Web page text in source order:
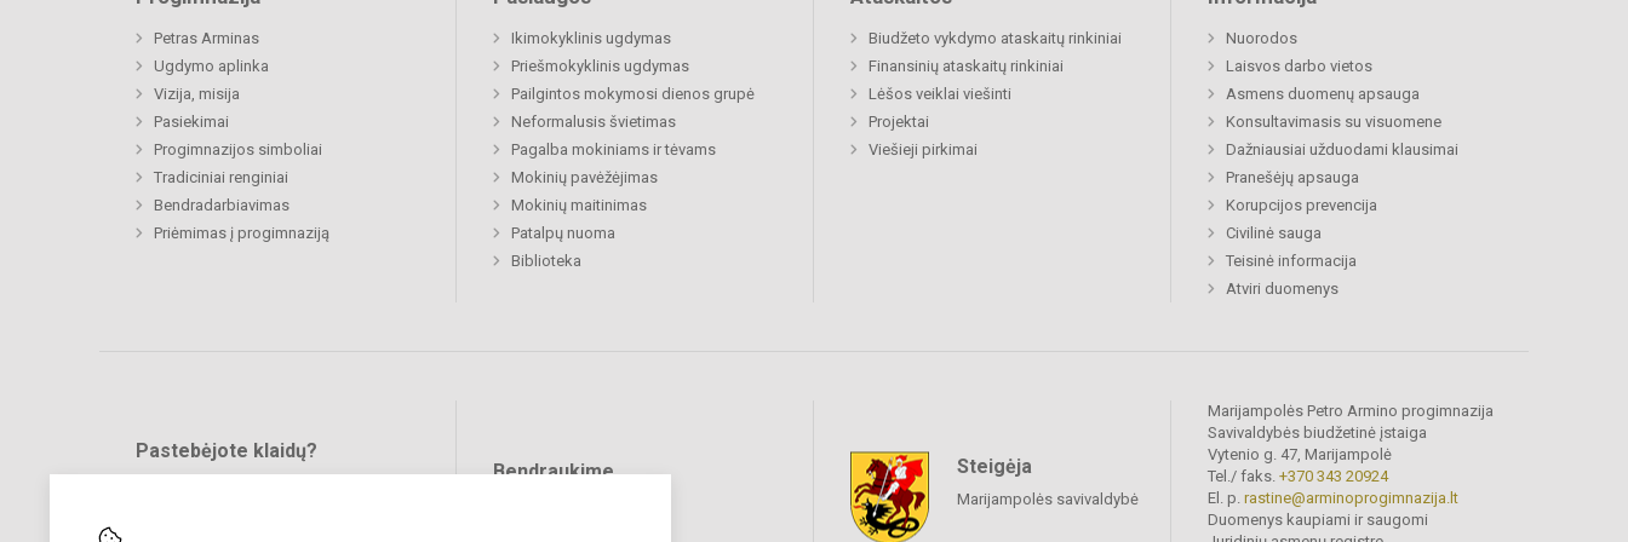
Petras Arminas
Ugdymo aplinka
Vizija, misija
Pasiekimai
Progimnazijos simboliai
Tradiciniai renginiai
Bendradarbiavimas
Priėmimas į progimnaziją
Ikimokyklinis ugdymas
Priešmokyklinis ugdymas
Pailgintos mokymosi dienos grupė
Neformalusis švietimas
Pagalba mokiniams ir tėvams
Mokinių pavėžėjimas
Mokinių maitinimas
Patalpų nuoma
Biblioteka
Biudžeto vykdymo ataskaitų rinkiniai
Finansinių ataskaitų rinkiniai
Lėšos veiklai viešinti
Projektai
Viešieji pirkimai
Nuorodos
Laisvos darbo vietos
Asmens duomenų apsauga
Konsultavimasis su visuomene
Dažniausiai užduodami klausimai
Pranešėjų apsauga
Korupcijos prevencija
Civilinė sauga
Teisinė informacija
Atviri duomenys
Pastebėjote klaidų?
Bendraukime Steigėja
Marijampolės savivaldybė
Marijampolės Petro Armino progimnazija
Savivaldybės biudžetinė įstaiga
Vytenio g. 47, Marijampolė
Tel./ faks. +370 343 20924
El. p. rastine@arminoprogimnazija.lt
Duomenys kaupiami ir saugomi